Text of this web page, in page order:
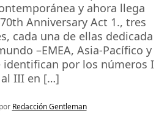
y ahora llega
Anniversary Act 1., tres
cada una de ellas dedicada
–EMEA, Asia-Pacífico y
identifican por los números I
al III en […]
Redacción Gentleman